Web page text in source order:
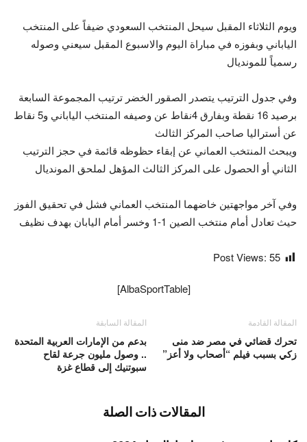
ويوم الثلاثاء المقبل سيحل المنتخب السعودي ضيفاً على المنتخب
الياباني وبفوزه في مباراة اليوم والاسبوع المقبل سيعني وصوله
رسمياً للمونديال
وفي جدول الترتيب يتصدر الصقور الخضر ترتيب المجموعة السابعة
برصيد 16 نقطة وبفارق 4نقاط عن وصيفه المنتخب الياباني و5 نقاط
عن أستراليا صاحب المركز الثالث
ويبحث المنتخب العماني عن إبقاء حظوظه قائمة في حجز الترتيب
الثاني أو الحصول على المركز الثالث المؤهل لملحق المونديال
وفي آخر مواجهتين خاضهما المنتخب العماني فشل في تحقيق الفوز
حيث تعادل أمام منتخب الصين 1-1 وخسر أمام اليابان بهدف نظيف
Post Views: 55
[AlbaSportTable]
المقالة السابقة
بدعم من الإمارات العربية المتحدة
.. وصول مليون جرعة لقاح
سبوتنيك إلى قطاع غزة
المقالة القادمة
تحرك قضائي في مصر ضد منى
زكي بسبب فيلم “أصحاب ولا أعز”
المقالات ذات الصلة